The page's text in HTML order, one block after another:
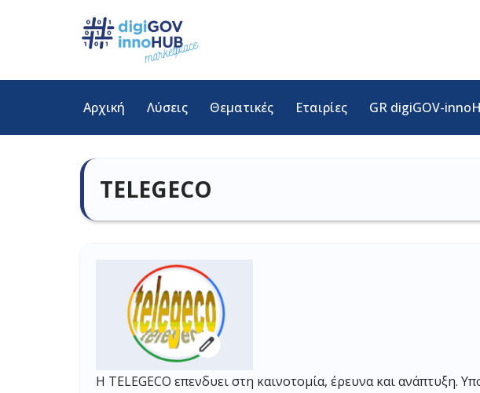
Μεταπηδήστε
περιεχόμενο
Αρχική
Λύσεις Θεματικές Εταιρίες GR digiGOV-
TELEGECO
Η TELEGECO επενδυει στη καινοτομία, έρευνα και ανάπτυξη.